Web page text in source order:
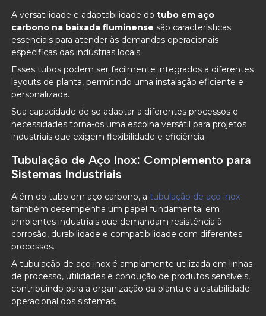
A versatilidade e adaptabilidade dotubo em aço
carbono na baixada fluminense são características
essenciais para atender às demandas operacionais
específicas das indústrias locais.
Esses tubos podem ser facilmente integrados a diferentes
layouts de planta, permitindo uma instalação eficiente e
personalizada.
Sua capacidade de se adaptar a diferentes processos e
necessidades torna-os uma escolha versátil para projetos
industriais que exigem flexibilidade e eficiência.
Tubulação de Aço Inox: Complemento para
Sistemas Industriais
Além do tubo em aço carbono, atubulação de aço inox
também desempenha um papel fundamental em
ambientes industriais que demandam resistência à
corrosão, durabilidade e compatibilidade com diferentes
processos.
A tubulação de aço inox é amplamente utilizada em linhas
de processo, utilidades e condução de produtos sensíveis,
contribuindo para a organização da planta e a estabilidade
operacional dos sistemas.